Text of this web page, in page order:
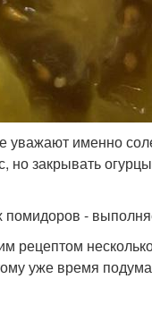
именно
но закрывать
-
рецептом
уже время